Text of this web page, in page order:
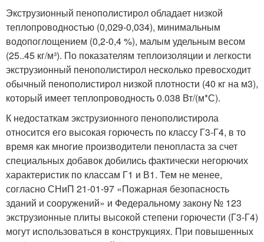
Экструзионный пенополистирол обладает низкой
теплопроводностью (0,029-0,034), минимальным
водопоглощением (0,2-0,4 %), малым удельным весом
(25..45 кг/м³). По показателям теплоизоляции и легкости
экструзионный пенополистирол несколько превосходит
обычный пенополистирол низкой плотности (40 кг на м3),
который имеет теплопроводность 0.038 Вт/(м*С).
К недостаткам экструзионного пенополистирола
относится его высокая горючесть по классу Г3-Г4, в то
время как многие производители пенопласта за счет
специальных добавок добились фактически негорючих
характеристик по классам Г1 и В1. Тем не менее,
согласно СНиП 21-01-97 «Пожарная безопасность
зданий и сооружений» и Федеральному закону № 123
экструзионные плиты высокой степени горючести (Г3-Г4)
могут использоваться в конструкциях. При повышенных